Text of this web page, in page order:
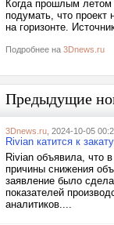
Когда прошлым
подумать, что проект
на горизонте.
Подробнее на 3Dnews.ru
Предыдущие
3Dnews.ru , 2024-10-05
Rivian катится к
Rivian объявила, что
причины снижения
заявление было
показателей
аналитиков....